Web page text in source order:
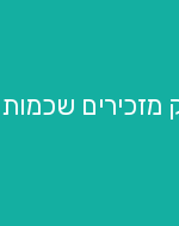
מזכירים שכמות